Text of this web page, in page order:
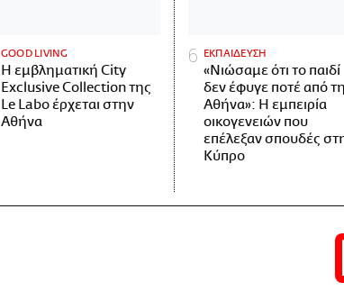
GOOD LIVING
Η εμβληματική City
Exclusive Collection της
Le Labo έρχεται στην
Αθήνα
ΕΚΠΑΙΔΕΥΣΗ
«Νιώσαμε ότι το παιδί
δεν έφυγε ποτέ από
Αθήνα»: Η εμπειρία
οικογενειών που
επέλεξαν σπουδές
Κύπρο